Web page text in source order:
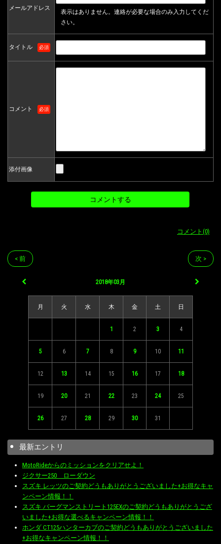
メールアドレス
表示はありません。連絡が必要な場合のみ入力してくだ
さい。
タイトル 必須
コメント 必須
添付画像
コメント(0)
< 前 次 >
2018年03月
月 火 水 木 金 土 日
1 2 3 4
5 6 7 8 9 10 11
12 13 14 15 16 17 18
19 20 21 22 23 24 25
26 27 28 29 30 31
最新エントリ
MotoRideからのミッションをクリアせよ！
ジクサー250 ローダウン
スズキ レッツのご契約どうもありがとうございました+お得なキャ
ンペーン情報！！
スズキ バーグマンストリート125EXのご契約どうもありがとうござ
いました+お得な選べるキャンペーン情報！！
ホンダ CT125ハンターカブのご契約どうもありがとうございました
+お得なキャンペーン情報！！